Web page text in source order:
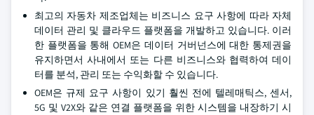
최고의 자동차 제조업체는 비즈니스 요구 사항에 따라 자체
데이터 관리 및 클라우드 플랫폼을 개발하고 있습니다. 이러
한 플랫폼을 통해 OEM은 데이터 거버넌스에 대한 통제권을
유지하면서 사내에서 또는 다른 비즈니스와 협력하여 데이
터를 분석, 관리 또는 수익화할 수 있습니다.
OEM은 규제 요구 사항이 있기 훨씬 전에 텔레매틱스, 센서,
5G 및 V2X와 같은 연결 플랫폼을 위한 시스템을 내장하기 시